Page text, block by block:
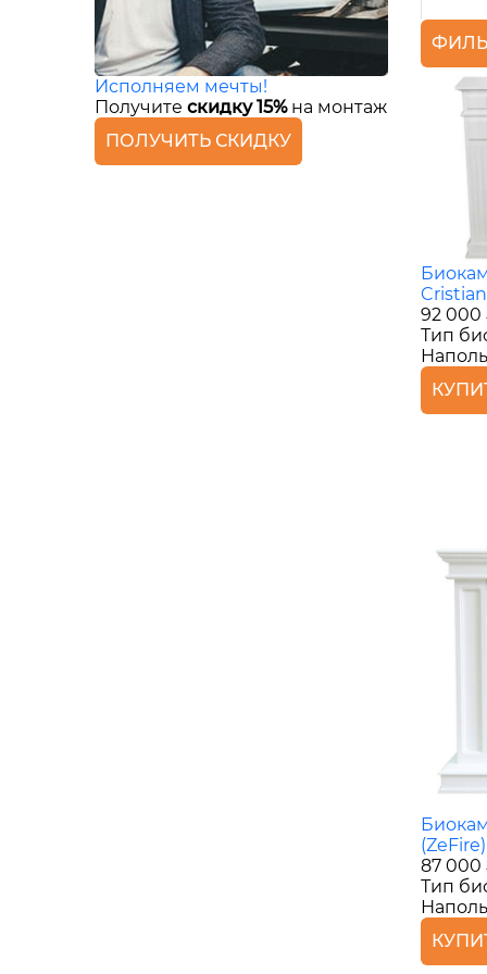
Исполняем мечты!
Получите скидку 15%на монтаж
ПОЛУЧИТЬ СКИДКУ
92 000
Тип
(ZeFire)
87 000
Тип